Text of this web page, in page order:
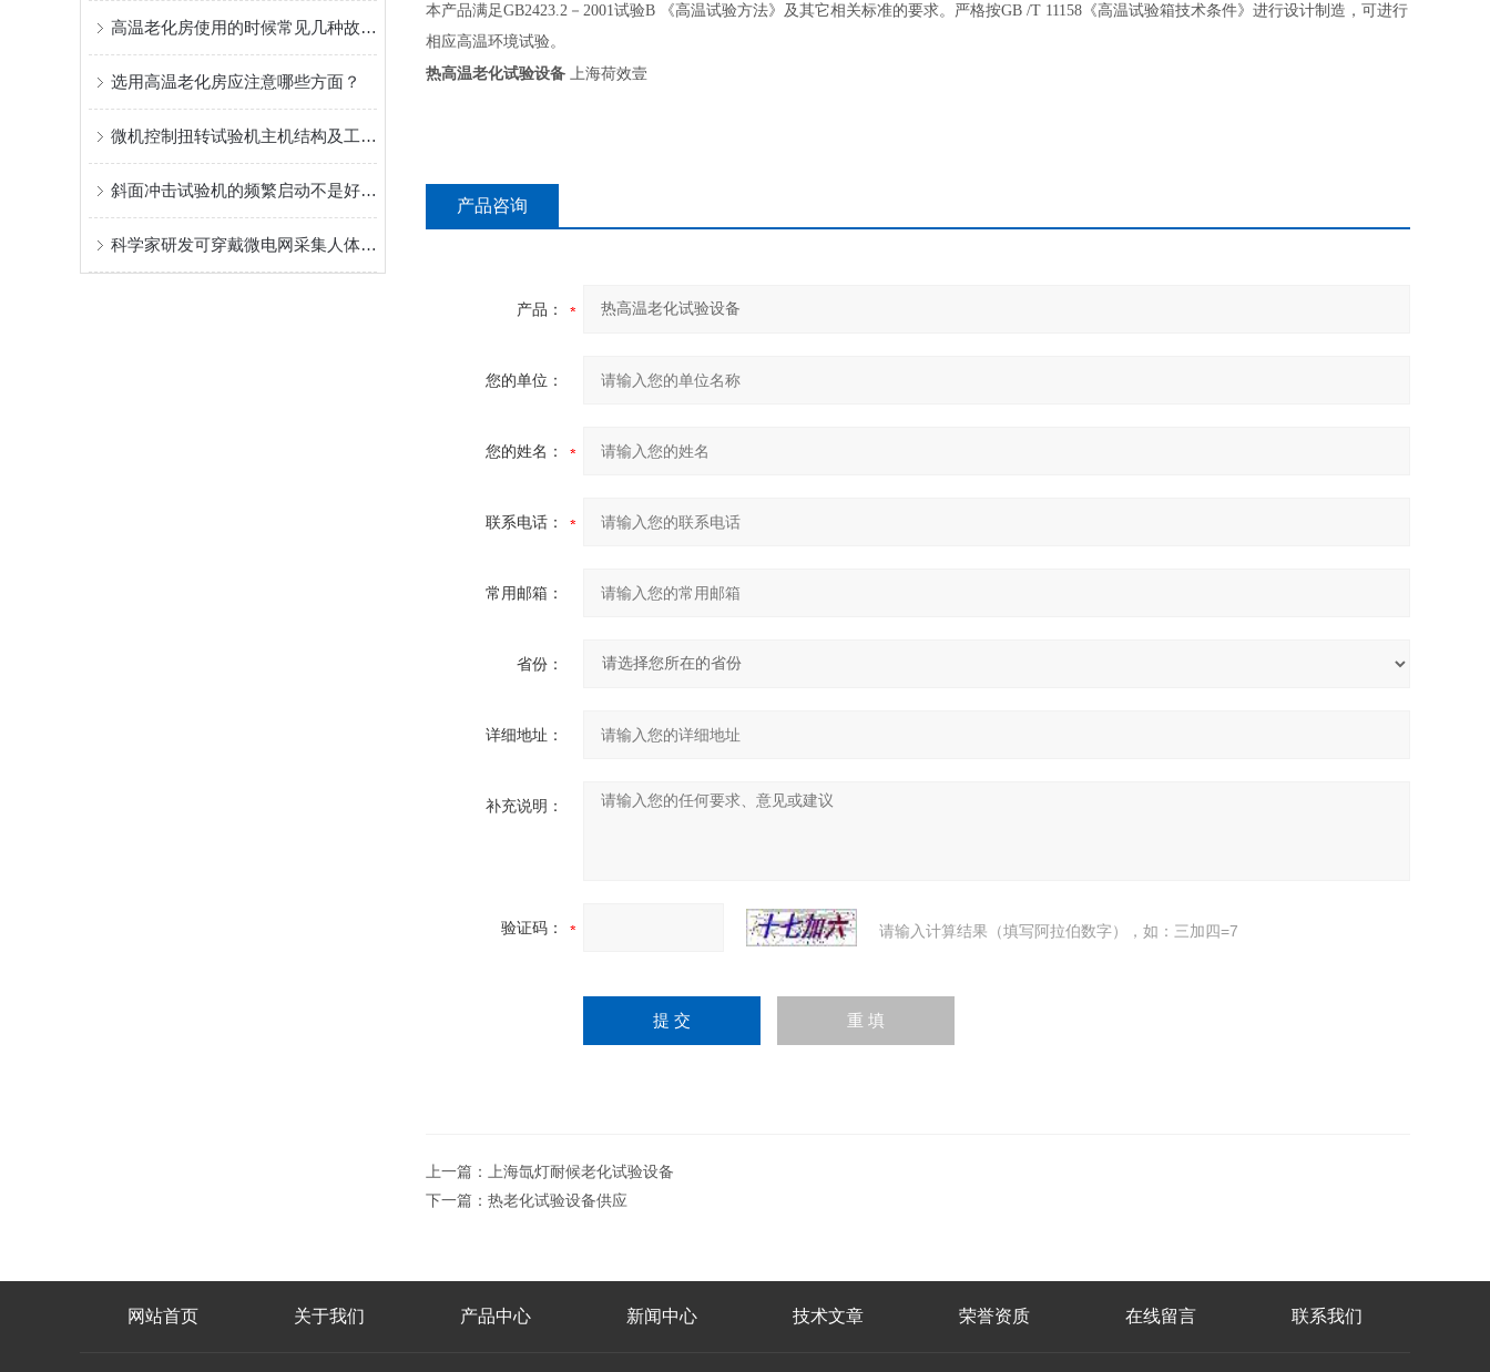
高温老化房使用的时候常见几种故障类型
选用高温老化房应注意哪些方面？
微机控制扭转试验机主机结构及工作原理
斜面冲击试验机的频繁启动不是好现象
科学家研发可穿戴微电网采集人体能量为电子器件供电
本产品满足GB2423.2－2001试验B 《高温试验方法》 及其它相关标准的要求。严格按GB /T 11158《高温试验箱技术条件》 进行设计制造，可进行
相应高温环境试验。
热高温老化试验设备 上海荷效壹
产品咨询
产品：
您的单位：
您的姓名：
联系电话：
常用邮箱：
省份：
详细地址：
补充说明：
验证码： 请输入计算结果（填写阿拉伯数字），如：三加四=7
上一篇：
上海氙灯耐候老化试验设备
下一篇： 热老化试验设备供应
网站首页 关于我们 产品中心 新闻中心 技术文章 荣誉资质 在线留言 联系我们